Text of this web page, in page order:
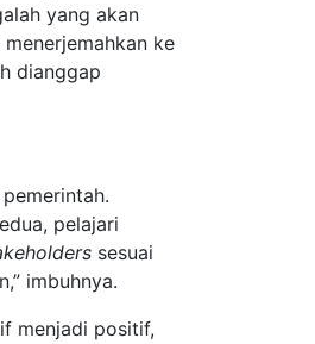
yang akan
ke
dianggap
pelajari
sesuai
imbuhnya.
menjadi positif,